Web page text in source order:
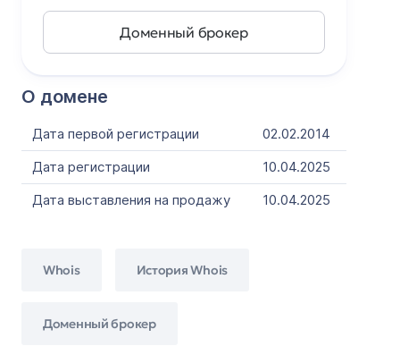
О домене
Дата первой регистрации
02.02.2014
Дата регистрации
10.04.2025
Дата выставления на продажу
10.04.2025
Whois История Whois
Доменный брокер
Доменный брокер